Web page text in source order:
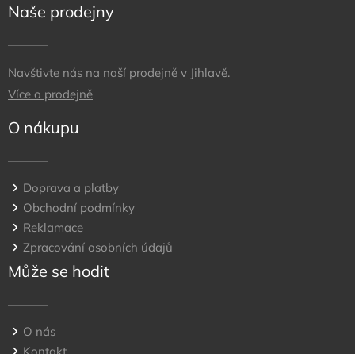
Naše prodejny
Navštivte nás na naší prodejně v Jihlavě.
Více o prodejně
O nákupu
Doprava a platby
Obchodní podmínky
Reklamace
Zpracování osobních údajů
Může se hodit
O nás